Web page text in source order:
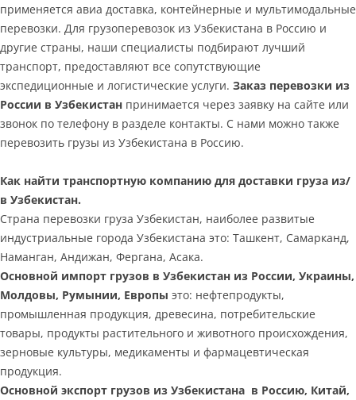
применяется авиа доставка, контейнерные и мультимодальные
перевозки. Для грузоперевозок из Узбекистана в Россию и
другие страны, наши специалисты подбирают лучший
транспорт, предоставляют все сопутствующие
экспедиционные и логистические услуги. Заказ перевозки из
России в Узбекистан принимается через заявку на сайте или
звонок по телефону в разделе контакты. С нами можно также
перевозить грузы из Узбекистана в Россию.
Как найти транспортную компанию для доставки груза из/
в Узбекистан.
Страна перевозки груза Узбекистан, наиболее развитые
индустриальные города Узбекистана это: Ташкент, Самарканд,
Наманган, Андижан, Фергана, Асака.
Основной импорт грузов в Узбекистан из России, Украины,
Молдовы, Румынии, Европы это: нефтепродукты,
промышленная продукция, древесина, потребительские
товары, продукты растительного и животного происхождения,
зерновые культуры, медикаменты и фармацевтическая
продукция.
Основной экспорт грузов из Узбекистана в Россию, Китай,